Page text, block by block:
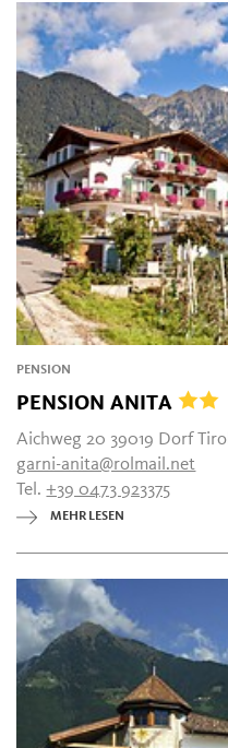
PENSION
PENSION ANITA
Aichweg 20 39019 Dorf Tirol
garni-anita@rolmail.net
Tel.+39 0473 923375
MEHR LESEN